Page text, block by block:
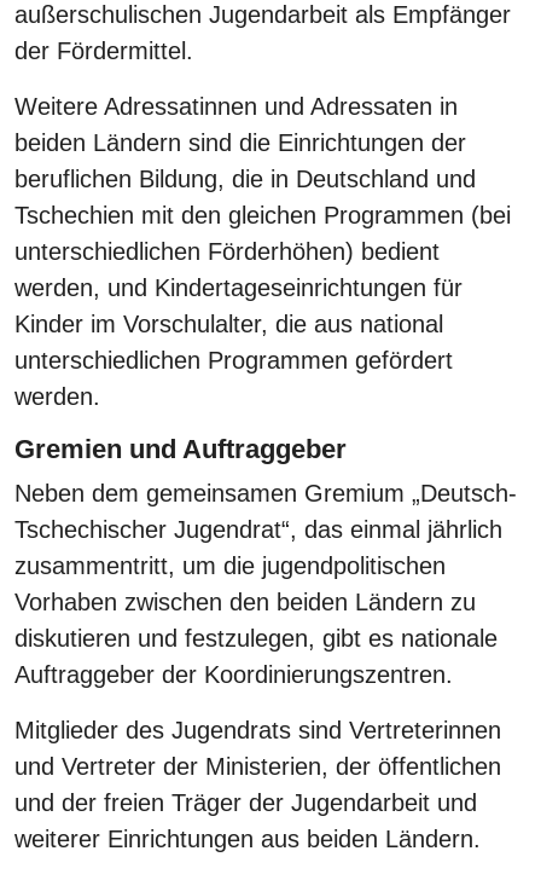
außerschulischen Jugendarbeit als Empfänger
der Fördermittel.
Weitere Adressatinnen und Adressaten in
beiden Ländern sind die Einrichtungen der
beruflichen Bildung, die in Deutschland und
Tschechien mit den gleichen Programmen (bei
unterschiedlichen Förderhöhen) bedient
werden, und Kindertageseinrichtungen für
Kinder im Vorschulalter, die aus national
unterschiedlichen Programmen gefördert
werden.
Gremien und Auftraggeber
Neben dem gemeinsamen Gremium „Deutsch-
Tschechischer Jugendrat“, das einmal jährlich
zusammentritt, um die jugendpolitischen
Vorhaben zwischen den beiden Ländern zu
diskutieren und festzulegen, gibt es nationale
Auftraggeber der Koordinierungszentren.
Mitglieder des Jugendrats sind Vertreterinnen
und Vertreter der Ministerien, der öffentlichen
und der freien Träger der Jugendarbeit und
weiterer Einrichtungen aus beiden Ländern.